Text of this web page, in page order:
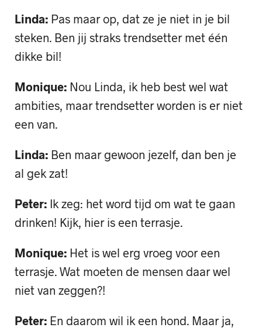
Linda: Pas maar op, dat ze je niet in je bil
steken. Ben jij straks trendsetter met één
dikke bil!
Monique: Nou Linda, ik heb best wel wat
ambities, maar trendsetter worden is er niet
een van.
Linda: Ben maar gewoon jezelf, dan ben je
al gek zat!
Peter: Ik zeg: het word tijd om wat te gaan
drinken! Kijk, hier is een terrasje.
Monique: Het is wel erg vroeg voor een
terrasje. Wat moeten de mensen daar wel
niet van zeggen?!
Peter: En daarom wil ik een hond. Maar ja,